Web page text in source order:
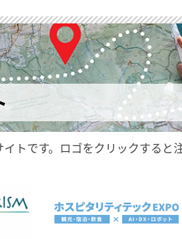
トです。ロゴをクリックすると